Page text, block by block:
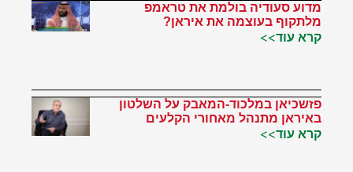
מדוע סעודיה בולמת את טראמפ
מלתקוף בעוצמה את איראן?
קרא עוד>>
פזשכיאן במלכוד-המאבק על השלטון
באיראן מתנהל מאחורי הקלעים
קרא עוד>>